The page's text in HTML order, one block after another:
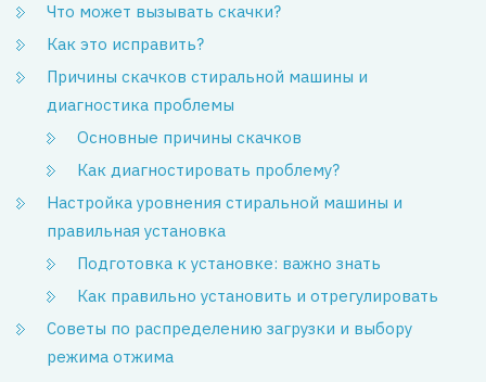
Что может вызывать скачки?
Как это исправить?
Причины скачков стиральной машины и
диагностика проблемы
Основные причины скачков
Как диагностировать проблему?
Настройка уровнения стиральной машины и
правильная установка
Подготовка к установке: важно знать
Как правильно установить и отрегулировать
Советы по распределению загрузки и выбору
режима отжима